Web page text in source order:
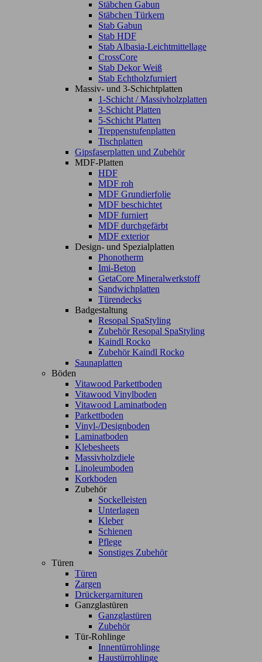
Stäbchen Gabun
Stäbchen Türkern
Stab Gabun
Stab HDF
Stab Albasia-Leichtmittellage
CrossCore
Stab Dekor Weiß
Stab Echtholzfurniert
Massiv- und 3-Schichtplatten
1-Schicht / Massivholzplatten
3-Schicht Platten
5-Schicht Platten
Treppenstufenplatten
Tischplatten
Gipsfaserplatten und Zubehör
MDF-Platten
HDF
MDF roh
MDF Grundierfolie
MDF beschichtet
MDF furniert
MDF durchgefärbt
MDF exterior
Design- und Spezialplatten
Phonotherm
Imi-Beton
GetaCore Mineralwerkstoff
Sandwichplatten
Türendecks
Badgestaltung
Resopal SpaStyling
Zubehör Resopal SpaStyling
Kaindl Rocko
Zubehör Kaindl Rocko
Saunaplatten
Böden
Vitawood Parkettboden
Vitawood Vinylboden
Vitawood Laminatboden
Parkettboden
Vinyl-/Designboden
Laminatboden
Klebesheets
Massivholzdiele
Linoleumboden
Korkboden
Zubehör
Sockelleisten
Unterlagen
Kleber
Schienen
Pflege
Sonstiges Zubehör
Türen
Türen
Zargen
Drückergarnituren
Ganzglastüren
Ganzglastüren
Zubehör
Tür-Rohlinge
Innentürrohlinge
Haustürrohlinge